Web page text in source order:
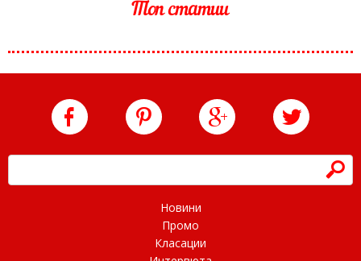
Топ статии
h
Новини
Промо
Класации